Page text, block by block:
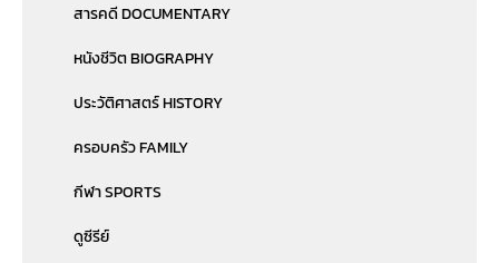
สารคดี DOCUMENTARY
หนังชีวิต BIOGRAPHY
ประวัติศาสตร์ HISTORY
ครอบครัว FAMILY
กีฬา SPORTS
ดูซีรีย์